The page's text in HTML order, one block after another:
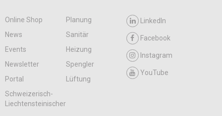
Online Shop
Planung
News
Sanitär
Events
Heizung
Newsletter
Spengler
Portal
Lüftung
LinkedIn
Facebook
Instagram
YouTube
Schweizerisch-
Liechtensteinischer